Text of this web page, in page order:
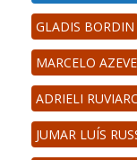
GLADIS BORDIN
MARCELO
ADRIELI
JUMAR LUÍS